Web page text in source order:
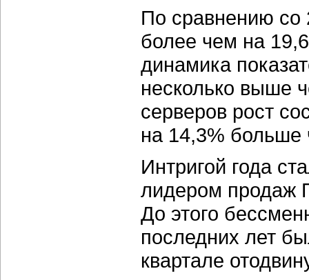
По сравнению со
более чем на
динамика
несколько выше
серверов рост
на 14,3% больше
Интригой года
лидером продаж
До этого
последних лет
квартале